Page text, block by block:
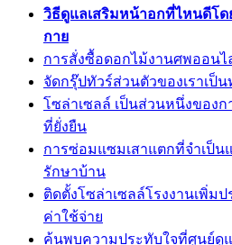
วิธีดูแลเสริมหน้าอกที่ไหนดีโ
กาย
การสั่งซื้อดอกไม้งานศพออนไ
จัดกรุ๊ปทัวร์ส่วนตัวของเราเป็
โซล่าเซลล์ เป็นส่วนหนึ่งของ
ที่ยั่งยืน
การซ่อมแซมเสาแตกที่จำเป็
รักษาบ้าน
ติดตั้งโซล่าเซลล์โรงงานเพิ่ม
ค่าใช้จ่าย
ค้นพบความประทับใจที่ศูนย์ดูแ